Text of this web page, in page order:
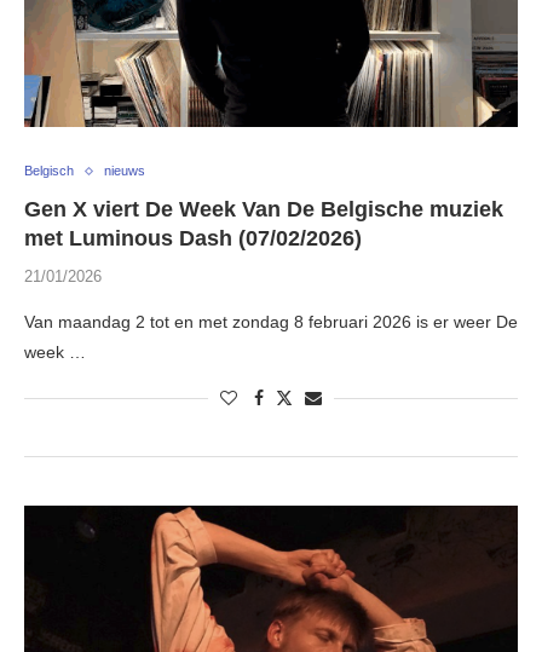
Belgisch nieuws
Gen X viert De Week Van De Belgische muziek
met Luminous Dash (07/02/2026)
21/01/2026
Van maandag 2 tot en met zondag 8 februari 2026 is er weer De
week …